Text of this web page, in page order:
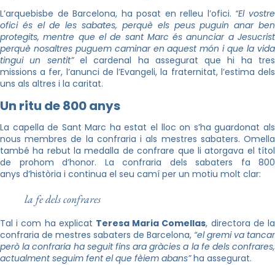
L’arquebisbe de Barcelona, ha posat en relleu l’ofici. “El vostre
ofici és el de les sabates, perquè els peus puguin anar ben
protegits, mentre que el de sant Marc és anunciar a Jesucrist
perquè nosaltres puguem caminar en aquest món i que la vida
tingui un sentit”el cardenal ha assegurat que hi ha tres
missions a fer, l’anunci de l’Evangeli, la fraternitat, l’estima dels
uns als altres i la caritat.
Un ritu de 800 anys
La capella de Sant Marc ha estat el lloc on s’ha guardonat als
nous membres de la confraria i als mestres sabaters. Omella
també ha rebut la medalla de confrare que li atorgava el títol
de prohom d’honor. La confraria dels sabaters fa 800
anys d’història i continua el seu camí per un motiu molt clar:
la fe dels confrares
Tal i com ha explicat Teresa Maria Comellas, directora de la
confraria de mestres sabaters de Barcelona, “el gremi va tancar
però la confraria ha seguit fins ara gràcies a la fe dels confrares,
actualment seguim fent el que fèiem abans”ha assegurat.